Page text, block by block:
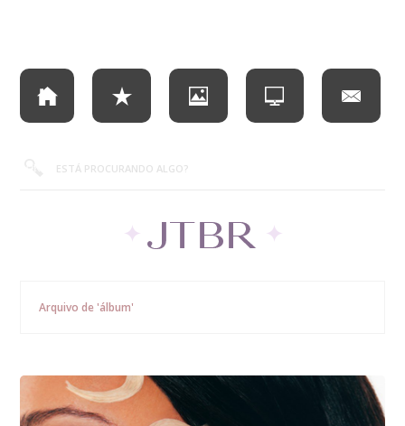
Arquivo de 'álbum'